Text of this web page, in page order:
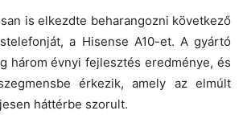
is elkezdte beharangozni következő
a Hisense A10-et. A gyártó
három évnyi fejlesztés eredménye, és
érkezik, amely az elmúlt
háttérbe szorult.